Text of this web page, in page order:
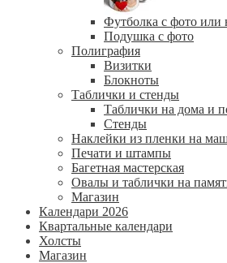
Футболка с фото или
Подушка с фото
Полиграфия
Визитки
Блокноты
Таблички и стенды
Таблички на дома и
Стенды
Наклейки из пленки на
Печати и штампы
Багетная мастерская
Овалы и таблички на
Магазин
Календари 2026
Квартальные календари
Холсты
Магазин